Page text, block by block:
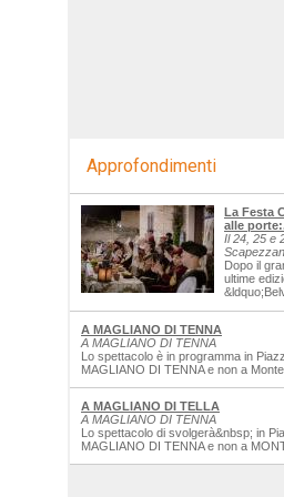
Approfondimenti
La Festa
alle
Il 24, 25 e
Dopo il
ultime
A MAGLIANO DI TENNA
A MAGLIANO DI TENNA
Lo spettacolo è in programma in
MAGLIANO DI TENNA e non a Monte
A MAGLIANO DI TELLA
A MAGLIANO DI TENNA
Lo spettacolo di svolgerà&nbsp; in
MAGLIANO DI TENNA e non a